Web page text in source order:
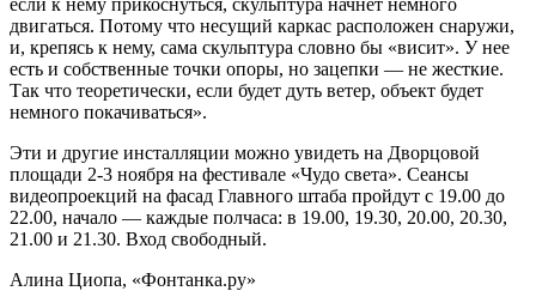
двигаться. Потому что несущий каркас расположен снаружи,
и, крепясь к нему, сама скульптура словно бы «висит». У нее
есть и собственные точки опоры, но зацепки — не жесткие.
Так что теоретически, если будет дуть ветер, объект будет
немного покачиваться».
Эти и другие инсталляции можно увидеть на Дворцовой
площади 2-3 ноября на фестивале «Чудо света». Сеансы
видеопроекций на фасад Главного штаба пройдут с 19.00 до
22.00, начало — каждые полчаса: в 19.00, 19.30, 20.00, 20.30,
21.00 и 21.30. Вход свободный.
Алина Циопа, «Фонтанка.ру»